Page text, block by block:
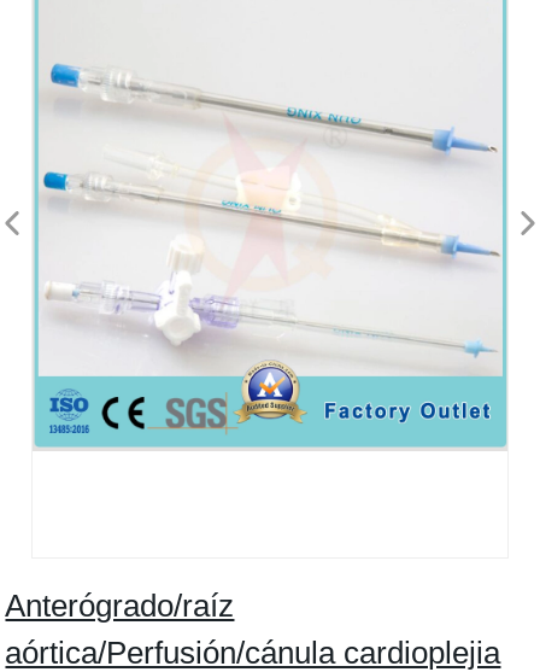
Anterógrado/raíz
aórtica/Perfusión/cánula cardioplejia